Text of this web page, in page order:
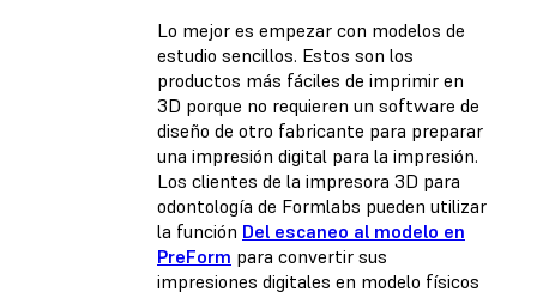
Lo mejor es empezar con modelos de
estudio sencillos. Estos son los
productos más fáciles de imprimir en
3D porque no requieren un software de
diseño de otro fabricante para preparar
una impresión digital para la impresión.
Los clientes de la impresora 3D para
odontología de Formlabs pueden utilizar
la función Del escaneo al modelo en
PreForm para convertir sus
impresiones digitales en modelo físicos